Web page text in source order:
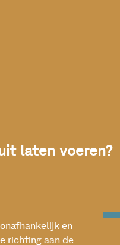
laten voeren?
en
richting aan de